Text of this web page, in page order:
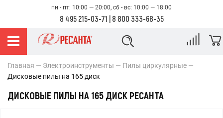
пн - пт: 10:00 — 20:00, сб - вс: 10:00 — 18:00
8 495 215-03-71 | 8 800 333-68-35
Главная Электроинструменты
Пилы циркулярные
Дисковые пилы на 165 диск
ДИСКОВЫЕ ПИЛЫ НА 165 ДИСК РЕСАНТА